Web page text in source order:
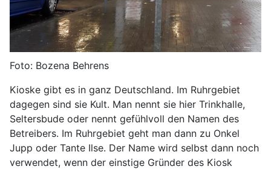
Foto: Bozena Behrens
Kioske gibt es in ganz Deutschland. Im Ruhrgebiet
dagegen sind sie Kult. Man nennt sie hier Trinkhalle,
Seltersbude oder nennt gefühlvoll den Namen des
Betreibers. Im Ruhrgebiet geht man dann zu Onkel
Jupp oder Tante Ilse. Der Name wird selbst dann noch
verwendet, wenn der einstige Gründer des Kiosk